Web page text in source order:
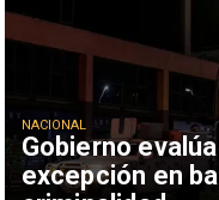
Gobierno
excepción en
NACIONAL